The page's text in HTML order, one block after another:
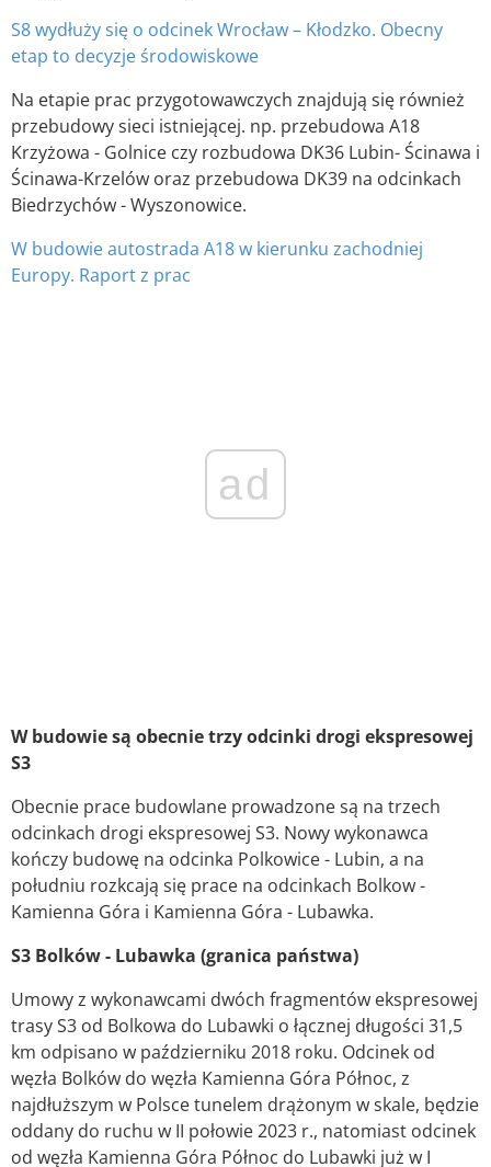
S8 wydłuży się o odcinek Wrocław – Kłodzko. Obecny
etap to decyzje środowiskowe
Na etapie prac przygotowawczych znajdują się również
przebudowy sieci istniejącej. np. przebudowa A18
Krzyżowa - Golnice czy rozbudowa DK36 Lubin- Ścinawa i
Ścinawa-Krzelów oraz przebudowa DK39 na odcinkach
Biedrzychów - Wyszonowice.
W budowie autostrada A18 w kierunku zachodniej
Europy. Raport z prac
ad
W budowie są obecnie trzy odcinki drogi ekspresowej
S3
Obecnie prace budowlane prowadzone są na trzech
odcinkach drogi ekspresowej S3. Nowy wykonawca
kończy budowę na odcinka Polkowice - Lubin, a na
południu rozkcają się prace na odcinkach Bolkow -
Kamienna Góra i Kamienna Góra - Lubawka.
S3 Bolków - Lubawka (granica państwa)
Umowy z wykonawcami dwóch fragmentów ekspresowej
trasy S3 od Bolkowa do Lubawki o łącznej długości 31,5
km odpisano w październiku 2018 roku. Odcinek od
węzła Bolków do węzła Kamienna Góra Północ, z
najdłuższym w Polsce tunelem drążonym w skale, będzie
oddany do ruchu w II połowie 2023 r., natomiast odcinek
od węzła Kamienna Góra Północ do Lubawki już w I